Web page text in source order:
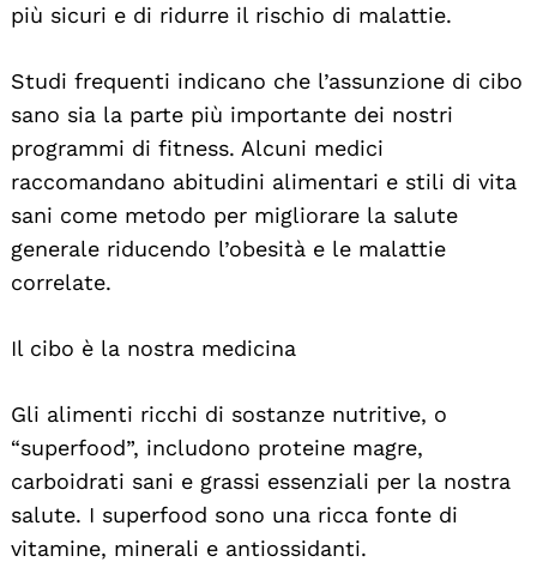
più sicuri e di ridurre il rischio di malattie.
Studi frequenti indicano che l’assunzione di cibo
sano sia la parte più importante dei nostri
programmi di fitness. Alcuni medici
raccomandano abitudini alimentari e stili di vita
sani come metodo per migliorare la salute
generale riducendo l’obesità e le malattie
correlate.
Il cibo è la nostra medicina
Gli alimenti ricchi di sostanze nutritive, o
“superfood”, includono proteine magre,
carboidrati sani e grassi essenziali per la nostra
salute. I superfood sono una ricca fonte di
vitamine, minerali e antiossidanti.